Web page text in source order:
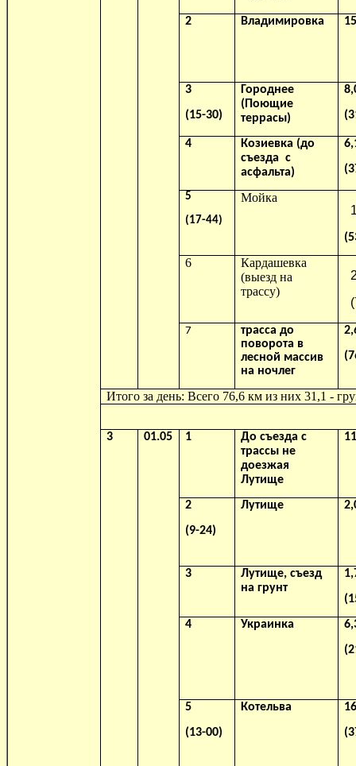
2 Владимировка
3
(15-30)
Городнее
(Поющие
террасы)
4
Козиевка (до
съезда с
асфальта)
5
(17-44)
Мойка
6
Кардашевка
(выезд на
трассу)
7
трасса до
поворота в
лесной массив
на ночлег
Итого за день: Всего 76,6 км из них 31,1 -
3 01.05 1
До съезда с
трассы не
доезжая
Лутище
2
(9-24)
Лутище
3
Лутище, съезд
на грунт
4 Украинка
5
(13-00)
Котельва